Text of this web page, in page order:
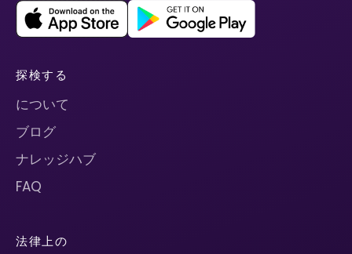
探検する
について
ブログ
ナレッジハブ
FAQ
法律上の